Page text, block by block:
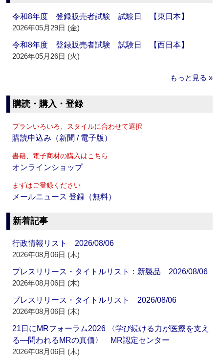
令和8年度 登録販売者試験 試験日 【東日本】
2026年05月29日 (金)
令和8年度 登録販売者試験 試験日 【西日本】
2026年05月26日 (火)
もっと見る »
購読・購入・登録
プランいろいろ、スタイルに合わせて選択
購読申込み（新聞 / 電子版）
書籍、電子商材の購入はこちら
オンラインショップ
まずはご登録ください
メールニュース 登録（無料）
新着記事
行政情報リスト 2026/08/06
2026年08月06日 (木)
プレスリリース・タイトルリスト：新製品 2026/08/06
2026年08月06日 (木)
プレスリリース・タイトルリスト 2026/08/06
2026年08月06日 (木)
21日にMRフォーラム2026 〈学び続ける力が医療を支え
る―問われるMRの真価〉 MR認定センター
2026年08月06日 (木)